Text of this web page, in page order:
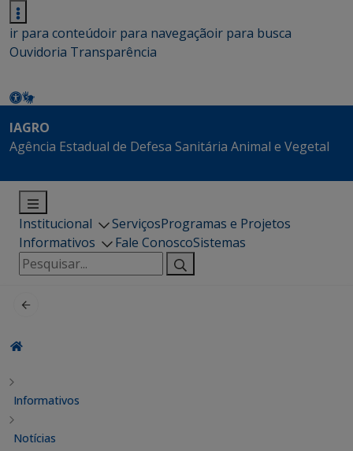
ir para conteúdoir para navegaçãoir para busca
Ouvidoria Transparência
IAGRO
Agência Estadual de Defesa Sanitária Animal e Vegetal
Institucional ServiçosProgramas e Projetos
Informativos
Fale ConoscoSistemas
Pesquisar
por:
Informativos
Notícias